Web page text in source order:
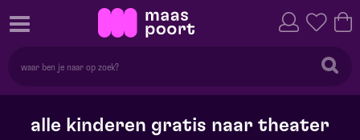
alle kinderen gratis naar theater